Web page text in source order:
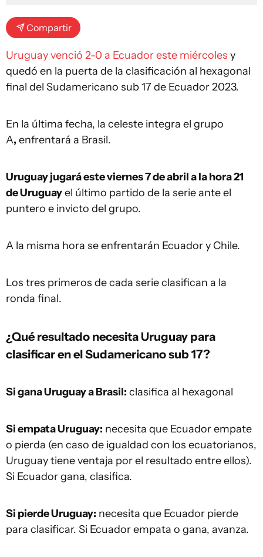
Compartir
Uruguay venció 2-0 a Ecuador este miércoles y
quedó en la puerta de la clasificación al hexagonal
final del Sudamericano sub 17 de Ecuador 2023.
En la última fecha, la celeste integra el grupo
A, enfrentará a Brasil.
Uruguay jugará este viernes 7 de abril a la hora 21
de Uruguayel último partido de la serie ante el
puntero e invicto del grupo.
A la misma hora se enfrentarán Ecuador y Chile.
Los tres primeros de cada serie clasifican a la
ronda final.
¿Qué resultado necesita Uruguay para
clasificar en el Sudamericano sub 17?
Si gana Uruguay a Brasil: clasifica al hexagonal
Si empata Uruguay: necesita que Ecuador empate
o pierda (en caso de igualdad con los ecuatorianos,
Uruguay tiene ventaja por el resultado entre ellos).
Si Ecuador gana, clasifica.
Si pierde Uruguay: necesita que Ecuador pierde
para clasificar. Si Ecuador empata o gana, avanza.